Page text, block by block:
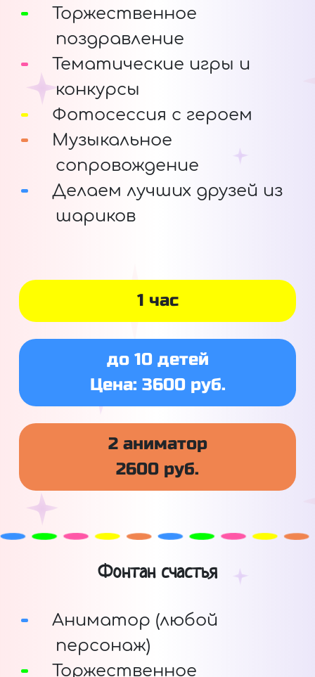
Торжественное
поздравление
Тематические игры и
конкурсы
Фотосессия с героем
Музыкальное
сопровождение
Делаем лучших друзей из
шариков
1 час
до 10 детей
Цена: 3600 руб.
2 аниматор
2600 руб.
Фонтан счастья
Аниматор (любой
персонаж)
Торжественное